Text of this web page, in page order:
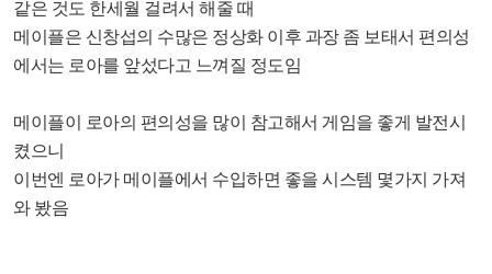
같은 것도 한세월 걸려서 해줄 때
메이플은 신창섭의 수많은 정상화 이후 과장 좀 보태서 편의성
에서는 로아를 앞섰다고 느껴질 정도임
메이플이 로아의 편의성을 많이 참고해서 게임을 좋게 발전시
켰으니
이번엔 로아가 메이플에서 수입하면 좋을 시스템 몇가지 가져
와 봤음